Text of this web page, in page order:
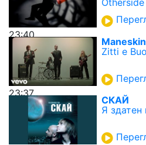
23:40
Otherside
23:37
Maneskin
Zitti e
СКАЙ
Я здатен